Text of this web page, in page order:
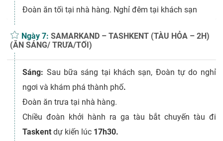
Đoàn ăn tối tại nhà hàng. Nghỉ đêm tại khách sạn
Ngày 7:SAMARKAND – TASHKENT (TÀU HỎA – 2H)
(ĂN SÁNG/ TRƯA/TỐI)
Sáng: Sau bữa sáng tại khách sạn, Đoàn tự do nghỉ
ngơi và khám phá thành phố.
Đoàn ăn trưa tại nhà hàng.
Chiều đoàn khởi hành ra ga tàu bắt chuyến tàu đi
Taskent dự kiến lúc 17h30.